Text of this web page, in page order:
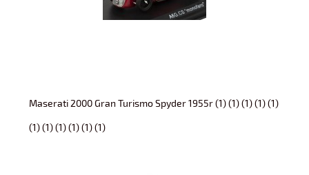
Maserati 2000 Gran Turismo Spyder 1955r (1) (1) (1) (1) (1)
(1) (1) (1) (1) (1) (1)